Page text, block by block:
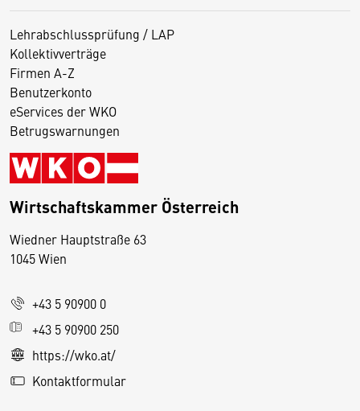
Lehrabschlussprüfung / LAP
Kollektivverträge
Firmen A-Z
Benutzerkonto
eServices der WKO
Betrugswarnungen
Wirtschaftskammer Österreich
Wiedner Hauptstraße 63
1045 Wien
+43 5 90900 0
+43 5 90900 250
https://wko.at/
Kontaktformular
D
s
e
S
e